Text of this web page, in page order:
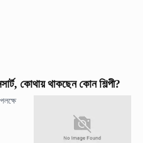
কোথায় থাকছেন কোন শিল্পী?